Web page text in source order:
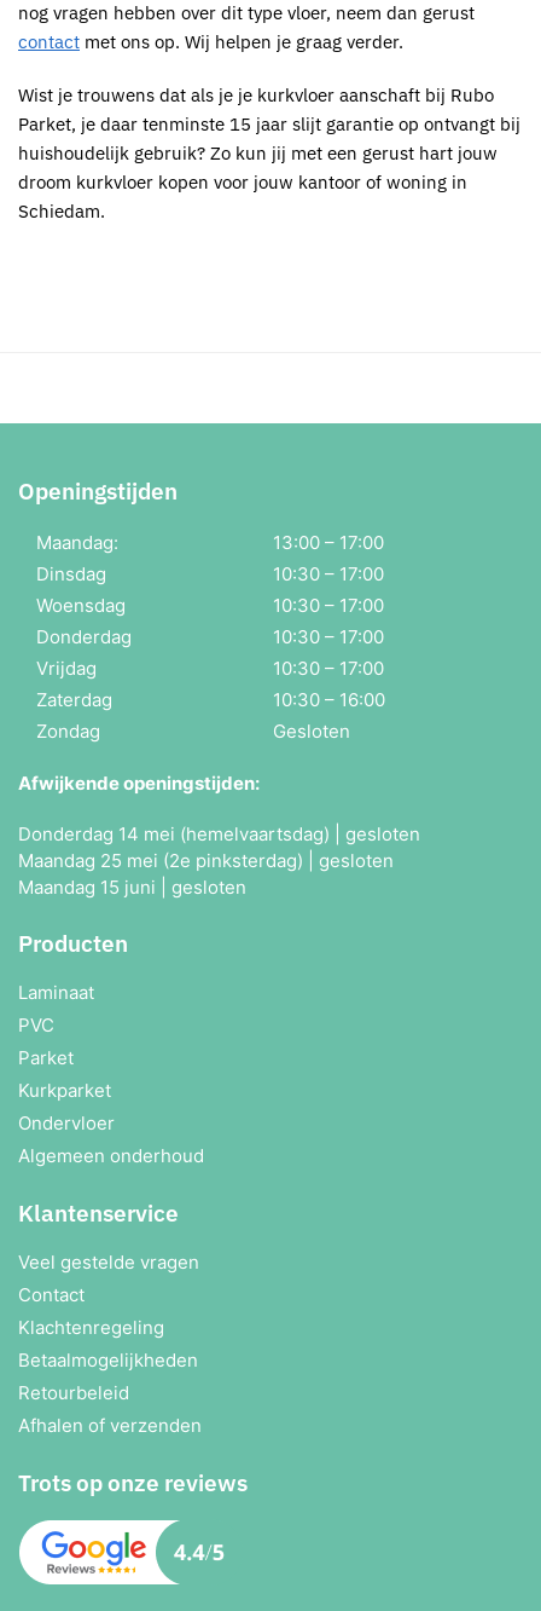
nog vragen hebben over dit type vloer, neem dan gerust
contact met ons op. Wij helpen je graag verder.
Wist je trouwens dat als je je kurkvloer aanschaft bij Rubo
Parket, je daar tenminste 15 jaar slijt garantie op ontvangt bij
huishoudelijk gebruik? Zo kun jij met een gerust hart jouw
droom kurkvloer kopen voor jouw kantoor of woning in
Schiedam.
Openingstijden
Maandag:
13:00 – 17:00
Dinsdag
10:30 – 17:00
Woensdag
10:30 – 17:00
Donderdag
10:30 – 17:00
Vrijdag
10:30 – 17:00
Zaterdag
10:30 – 16:00
Zondag
Gesloten
Afwijkende openingstijden:
Donderdag 14 mei (hemelvaartsdag) | gesloten
Maandag 25 mei (2e pinksterdag) | gesloten
Maandag 15 juni | gesloten
Producten
Laminaat
PVC
Parket
Kurkparket
Ondervloer
Algemeen onderhoud
Klantenservice
Veel gestelde vragen
Contact
Klachtenregeling
Betaalmogelijkheden
Retourbeleid
Afhalen of verzenden
Trots op onze reviews